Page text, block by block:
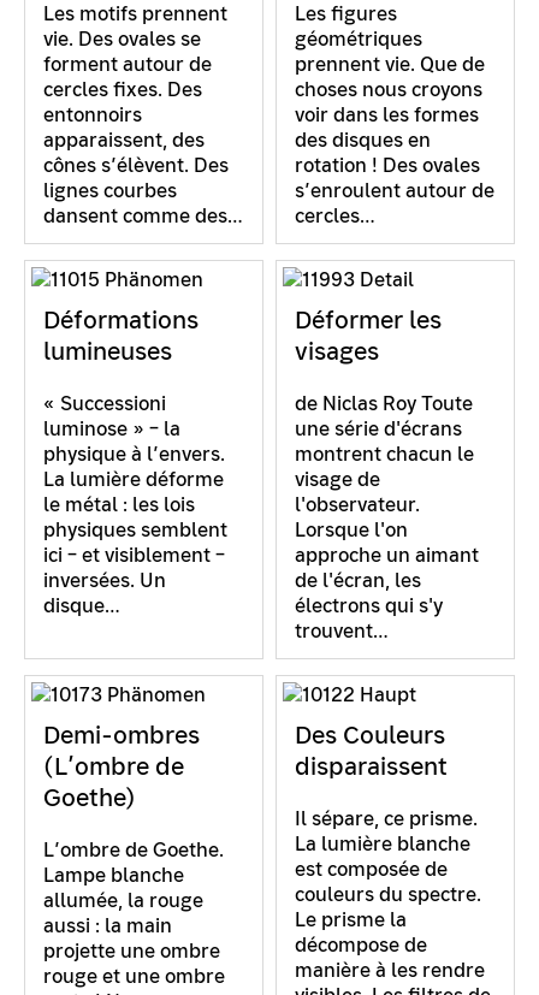
Les motifs prennent
vie. Des ovales se
forment autour de
cercles fixes. Des
entonnoirs
apparaissent, des
cônes s’élèvent. Des
lignes courbes
dansent comme des…
Les figures
géométriques
prennent vie. Que de
choses nous croyons
voir dans les formes
des disques en
rotation ! Des ovales
s’enroulent autour de
cercles…
Déformations
lumineuses
« Successioni
luminose » – la
physique à l’envers.
La lumière déforme
le métal : les lois
physiques semblent
ici – et visiblement –
inversées. Un
disque…
Déformer les
visages
de Niclas Roy Toute
une série d'écrans
montrent chacun le
visage de
l'observateur.
Lorsque l'on
approche un aimant
de l'écran, les
électrons qui s'y
trouvent…
Demi-ombres
(L’ombre de
Goethe)
L’ombre de Goethe.
Lampe blanche
allumée, la rouge
aussi : la main
projette une ombre
rouge et une ombre
Des Couleurs
disparaissent
Il sépare, ce prisme.
La lumière blanche
est composée de
couleurs du spectre.
Le prisme la
décompose de
manière à les rendre